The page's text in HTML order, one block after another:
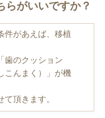
らがいいですか？
件があえば、移植
歯のクッション
こんまく）」が機
頂きます。